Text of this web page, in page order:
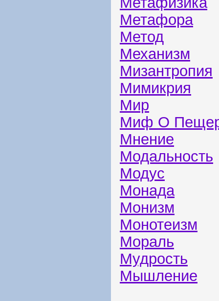
Метафора
Метод
Механизм
Мизантропия
Мимикрия
Мир
Миф О
Мнение
Модальность
Модус
Монада
Монизм
Монотеизм
Мораль
Мудрость
Мышление